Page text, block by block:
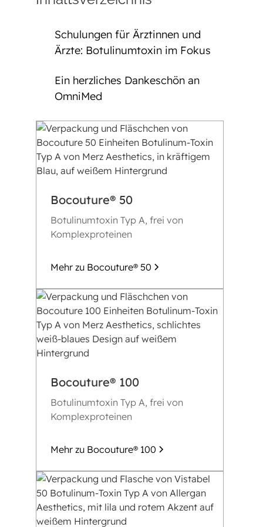
Schulungen für Ärztinnen und
Ärzte: Botulinumtoxin im Fokus
Ein herzliches Dankeschön an
OmniMed
Bocouture® 50
Botulinumtoxin Typ A, frei von
Komplexproteinen
Mehr zu Bocouture® 50
Bocouture® 100
Botulinumtoxin Typ A, frei von
Komplexproteinen
Mehr zu Bocouture® 100